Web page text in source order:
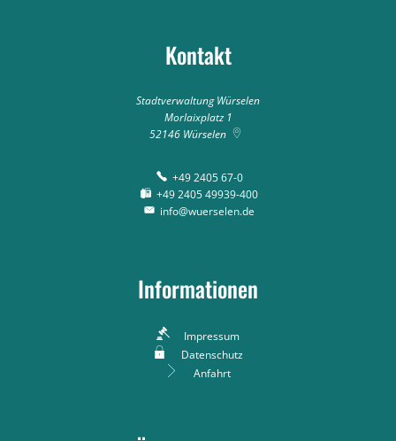
Kontakt
Stadtverwaltung Würselen
Morlaixplatz 1
52146 Würselen
+49 2405 67-0
+49 2405 49939-400
info@wuerselen.de
Informationen
Impressum
Datenschutz
Anfahrt